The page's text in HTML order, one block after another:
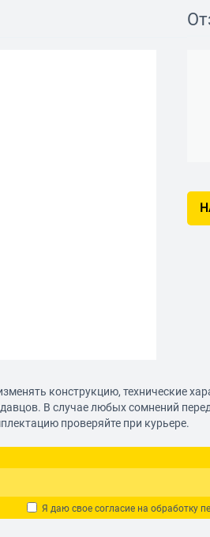
конструкцию, технические
В случае любых сомнений
проверяйте при курьере.
Я даю свое согласие на обработку